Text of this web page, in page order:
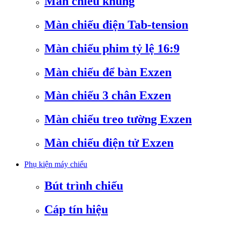
Màn chiếu điện Tab-tension
Màn chiếu phim tỷ lệ 16:9
Màn chiếu để bàn Exzen
Màn chiếu 3 chân Exzen
Màn chiếu treo tường Exzen
Màn chiếu điện tử Exzen
Phụ kiện máy chiếu
Bút trình chiếu
Cáp tín hiệu